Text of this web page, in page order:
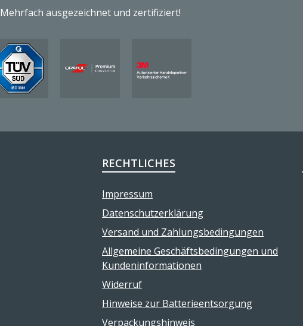
Mehrfach ausgezeichnet und zertifiziert!
RECHTLICHES
Impressum
Datenschutzerklärung
Versand und Zahlungsbedingungen
Allgemeine Geschäftsbedingungen und
Kundeninformationen
Widerruf
Hinweise zur Batterieentsorgung
Verpackungshinweis